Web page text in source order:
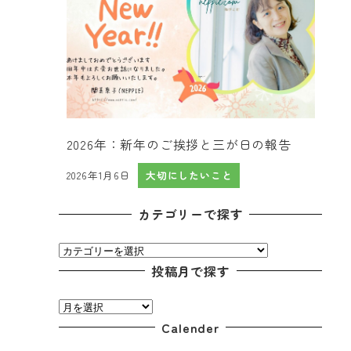
2026年：新年のご挨拶と三が日の報告
投稿日
2026年1月6日 大切にしたいこと
カテゴリーで探す
カ
テ
リ
ー
投稿月で探す
投
稿
Calender